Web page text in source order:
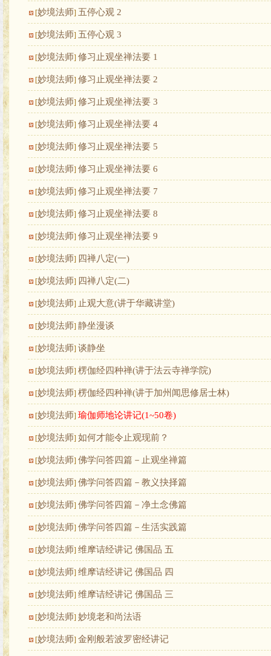
[妙境法师] 五停心观 2
[妙境法师] 五停心观 3
[妙境法师] 修习止观坐禅法要 1
[妙境法师] 修习止观坐禅法要 2
[妙境法师] 修习止观坐禅法要 3
[妙境法师] 修习止观坐禅法要 4
[妙境法师] 修习止观坐禅法要 5
[妙境法师] 修习止观坐禅法要 6
[妙境法师] 修习止观坐禅法要 7
[妙境法师] 修习止观坐禅法要 8
[妙境法师] 修习止观坐禅法要 9
[妙境法师] 四禅八定(一)
[妙境法师] 四禅八定(二)
[妙境法师] 止观大意(讲于华藏讲堂)
[妙境法师] 静坐漫谈
[妙境法师] 谈静坐
[妙境法师] 楞伽经四种禅(讲于法云寺禅学院)
[妙境法师] 楞伽经四种禅(讲于加州闻思修居士林)
[妙境法师] 瑜伽师地论讲记(1~50卷)
[妙境法师] 如何才能令止观现前？
[妙境法师] 佛学问答四篇－止观坐禅篇
[妙境法师] 佛学问答四篇－教义抉择篇
[妙境法师] 佛学问答四篇－净土念佛篇
[妙境法师] 佛学问答四篇－生活实践篇
[妙境法师] 维摩诘经讲记 佛国品 五
[妙境法师] 维摩诘经讲记 佛国品 四
[妙境法师] 维摩诘经讲记 佛国品 三
[妙境法师] 妙境老和尚法语
[妙境法师] 金刚般若波罗密经讲记